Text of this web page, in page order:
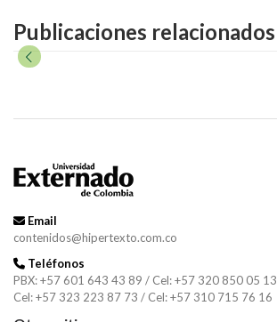
Publicaciones relacionados
Email
contenidos@hipertexto.com.co
Teléfonos
PBX: +57 601 643 43 89 / Cel: +57 320 850 05 13
Cel: +57 323 223 87 73 / Cel: +57 310 715 76 16